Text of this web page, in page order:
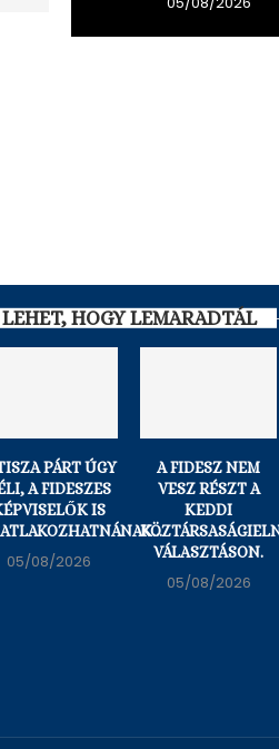
LEHET, HOGY LEMARADTÁL
PÁRT ÚGY
A FIDESZES
IS
05/08/2026
A FIDESZ NEM
VESZ RÉSZT A
KEDDI
VÁLASZTÁSON.
05/08/2026